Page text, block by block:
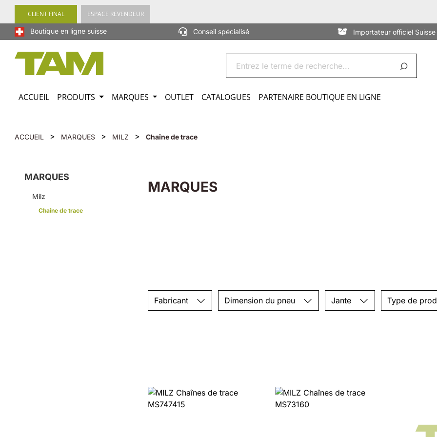
Passer à la navigation principale
CLIENT FINAL ESPACE REVENDEUR
Boutique en ligne suisse Conseil spécialisé Importateur officiel Suisse
ACCUEIL PRODUITS MARQUES OUTLET CATALOGUES PARTENAIRE BOUTIQUE EN LIGNE
ACCUEIL > MARQUES > MILZ > Chaîne de trace
MARQUES
Milz
Chaîne de trace
MARQUES
Fabricant Dimension du pneu Jante Type de